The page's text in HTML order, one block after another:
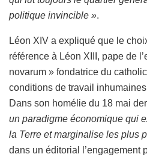
politique invincible ».
Léon XIV a expliqué que le
référence à Léon XIII, pape de
novarum » fondatrice du
conditions de travail
Dans son homélie du 18 mai
un paradigme économique qui
la Terre et marginalise les plus
dans un éditorial l’engagement